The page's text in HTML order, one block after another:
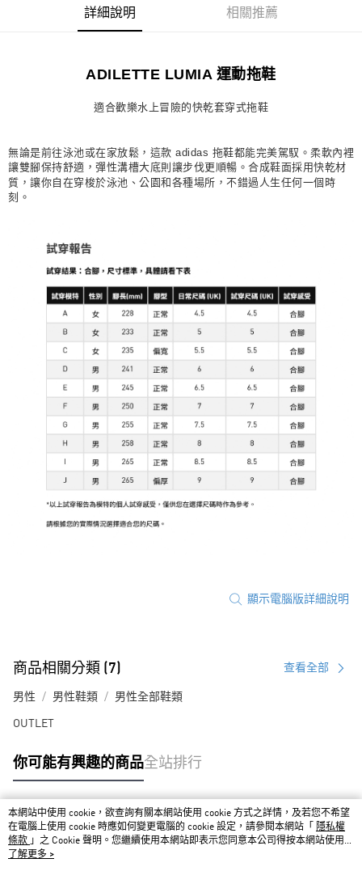
每筆NT$80，滿NT$1,500(含以上)免運費
每筆NT$80，滿NT$1,500(含以上)免運費
詳細說明 相關推薦
ADILETTE LUMIA 運動拖鞋
適合歡樂水上冒險的快乾套穿式拖鞋
無論是前往泳池或在家放鬆，這款 adidas 拖鞋都能完美駕馭。柔軟內裡
讓雙腳保持舒適，彈性溝槽大底則讓步伐更順暢。合成鞋面採用快乾材
質，讓你自在穿梭於泳池、公園和各種場所，不錯過人生任何一個時
刻。
顯示電腦版詳細說明
商品相關分類 (7) 查看全部
男性 男性鞋類 男性全部鞋類
OUTLET
你可能有興趣的商品全站排行
熱門標籤
本網站中使用 cookie，欲查詢有關本網站使用 cookie 方式之詳情，及若您不希望
在電腦上使用 cookie 時應如何變更電腦的 cookie 設定，請參閱本網站「
隱私權
條款 」之 Cookie 聲明。您繼續使用本網站即表示您同意本公司得按本網站使用條
款之 Cookie 聲明使用 cookie。
了解更多 >